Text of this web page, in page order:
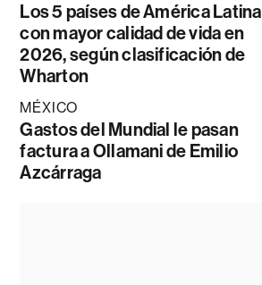
Los 5 países de América Latina
con mayor calidad de vida en
2026, según clasificación de
Wharton
MÉXICO
Gastos del Mundial le pasan
factura a Ollamani de Emilio
Azcárraga